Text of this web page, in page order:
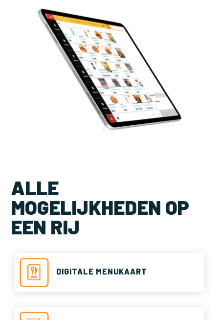
ALLE
MOGELIJKHEDEN OP
EEN RIJ
DIGITALE MENUKAART